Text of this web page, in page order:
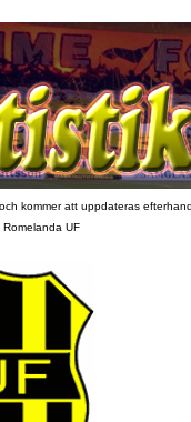
kommer att uppdateras
Romelanda UF